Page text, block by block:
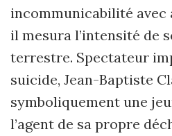
incommunicabilité avec
il mesura l’intensité de
terrestre. Spectateur
suicide, Jean-Baptiste
symboliquement une
l’agent de sa propre